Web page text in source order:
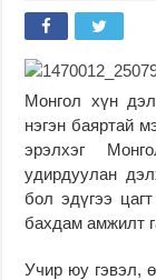
Монгол хүн
нэгэн баяртай
эрэлхэг
удирдуулан
бол эдүгээ
бахдам амжилт
Учир юу гэвэл,